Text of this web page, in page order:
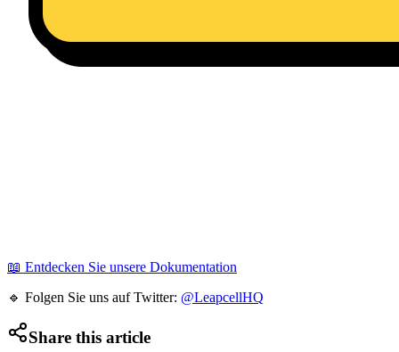
📖 Entdecken Sie unsere Dokumentation
🔹 Folgen Sie uns auf Twitter: @LeapcellHQ
Share this article